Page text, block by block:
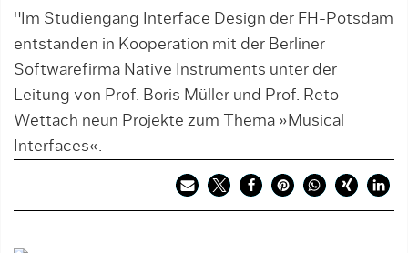
"Im Studiengang Interface Design der FH-Potsdam
entstanden in Kooperation mit der Berliner
Softwarefirma Native Instruments unter der
Leitung von Prof. Boris Müller und Prof. Reto
Wettach neun Projekte zum Thema »Musical
Interfaces«.